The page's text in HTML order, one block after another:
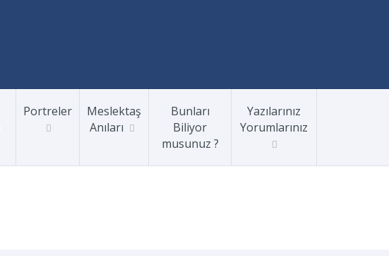
Portreler
Meslektaş
Anıları
Bunları
Biliyor
musunuz ?
Yazılarınız
Yorumlarınız